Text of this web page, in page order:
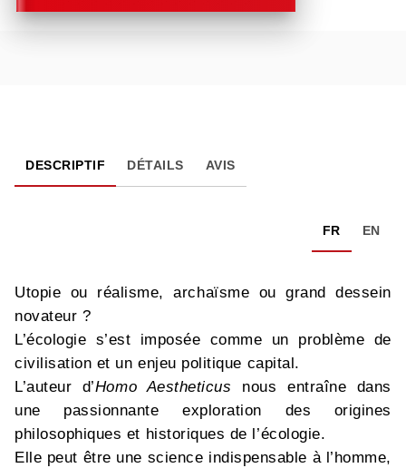
DESCRIPTIF DÉTAILS AVIS
FR EN
Utopie ou réalisme, archaïsme ou grand dessein
novateur ?
L’écologie s’est imposée comme un problème de
civilisation et un enjeu politique capital.
L’auteur d’Homo Aestheticus nous entraîne dans
une passionnante exploration des origines
philosophiques et historiques de l’écologie.
Elle peut être une science indispensable à l’homme,